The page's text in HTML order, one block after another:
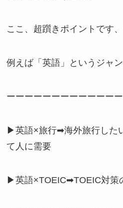
ここ、超躓きポイントです
例えば「英語」というジャ
ーーーーーーーーーーーー
▶英語×旅行➡海外旅行した
て人に需要
▶英語×TOEIC➡TOEIC対策